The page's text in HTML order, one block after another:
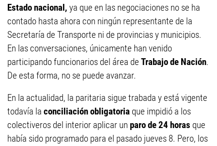
Estado nacional, ya que en las negociaciones no se ha
contado hasta ahora con ningún representante de la
Secretaría de Transporte ni de provincias y municipios.
En las conversaciones, únicamente han venido
participando funcionarios del área de Trabajo de Nación.
De esta forma, no se puede avanzar.
En la actualidad, la paritaria sigue trabada y está vigente
todavía la conciliación obligatoria que impidió a los
colectiveros del interior aplicar un paro de 24 horas que
había sido programado para el pasado jueves 8. Pero, los